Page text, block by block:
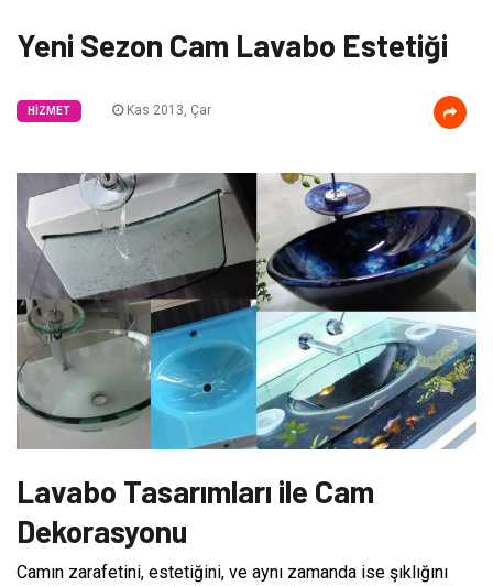
Yeni Sezon Cam Lavabo Estetiği
HIZMET Kas 2013, Çar
Lavabo Tasarımları ile Cam
Dekorasyonu
Camın zarafetini, estetiğini, ve aynı zamanda ise şıklığını